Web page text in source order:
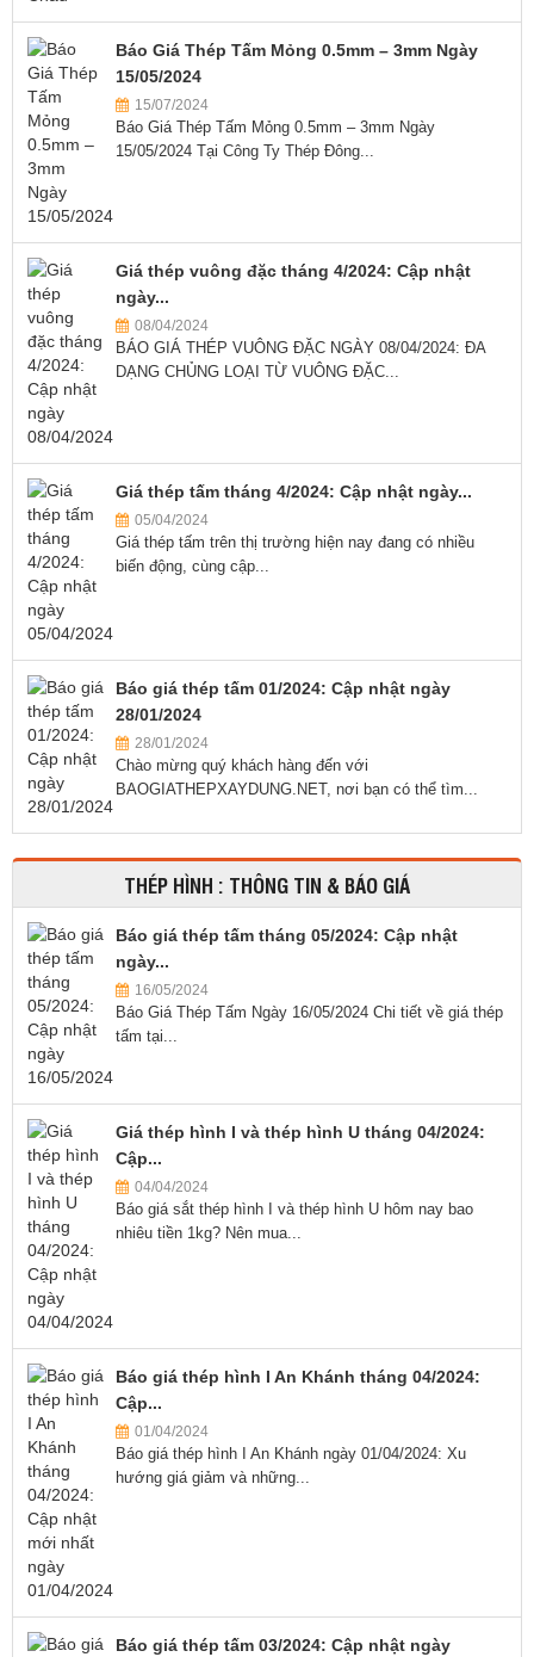
Báo Giá Thép Tấm Mỏng 0.5mm – 3mm Ngày
15/05/2024
15/07/2024
Báo Giá Thép Tấm Mỏng 0.5mm – 3mm Ngày
15/05/2024 Tại Công Ty Thép Đông...
Giá thép vuông đặc tháng 4/2024: Cập nhật
ngày...
08/04/2024
BÁO GIÁ THÉP VUÔNG ĐẶC NGÀY 08/04/2024: ĐA
DẠNG CHỦNG LOẠI TỪ VUÔNG ĐẶC...
Giá thép tấm tháng 4/2024: Cập nhật ngày...
05/04/2024
Giá thép tấm trên thị trường hiện nay đang có nhiều
biến động, cùng cập...
Báo giá thép tấm 01/2024: Cập nhật ngày
28/01/2024
28/01/2024
Chào mừng quý khách hàng đến với
BAOGIATHEPXAYDUNG.NET, nơi bạn có thể tìm...
THÉP HÌNH : THÔNG TIN & BÁO GIÁ
Báo giá thép tấm tháng 05/2024: Cập nhật
ngày...
16/05/2024
Báo Giá Thép Tấm Ngày 16/05/2024 Chi tiết về giá thép
tấm tại...
Giá thép hình I và thép hình U tháng 04/2024:
Cập...
04/04/2024
Báo giá sắt thép hình I và thép hình U hôm nay bao
nhiêu tiền 1kg? Nên mua...
Báo giá thép hình I An Khánh tháng 04/2024:
Cập...
01/04/2024
Báo giá thép hình I An Khánh ngày 01/04/2024: Xu
hướng giá giảm và những...
Báo giá thép tấm 03/2024: Cập nhật ngày